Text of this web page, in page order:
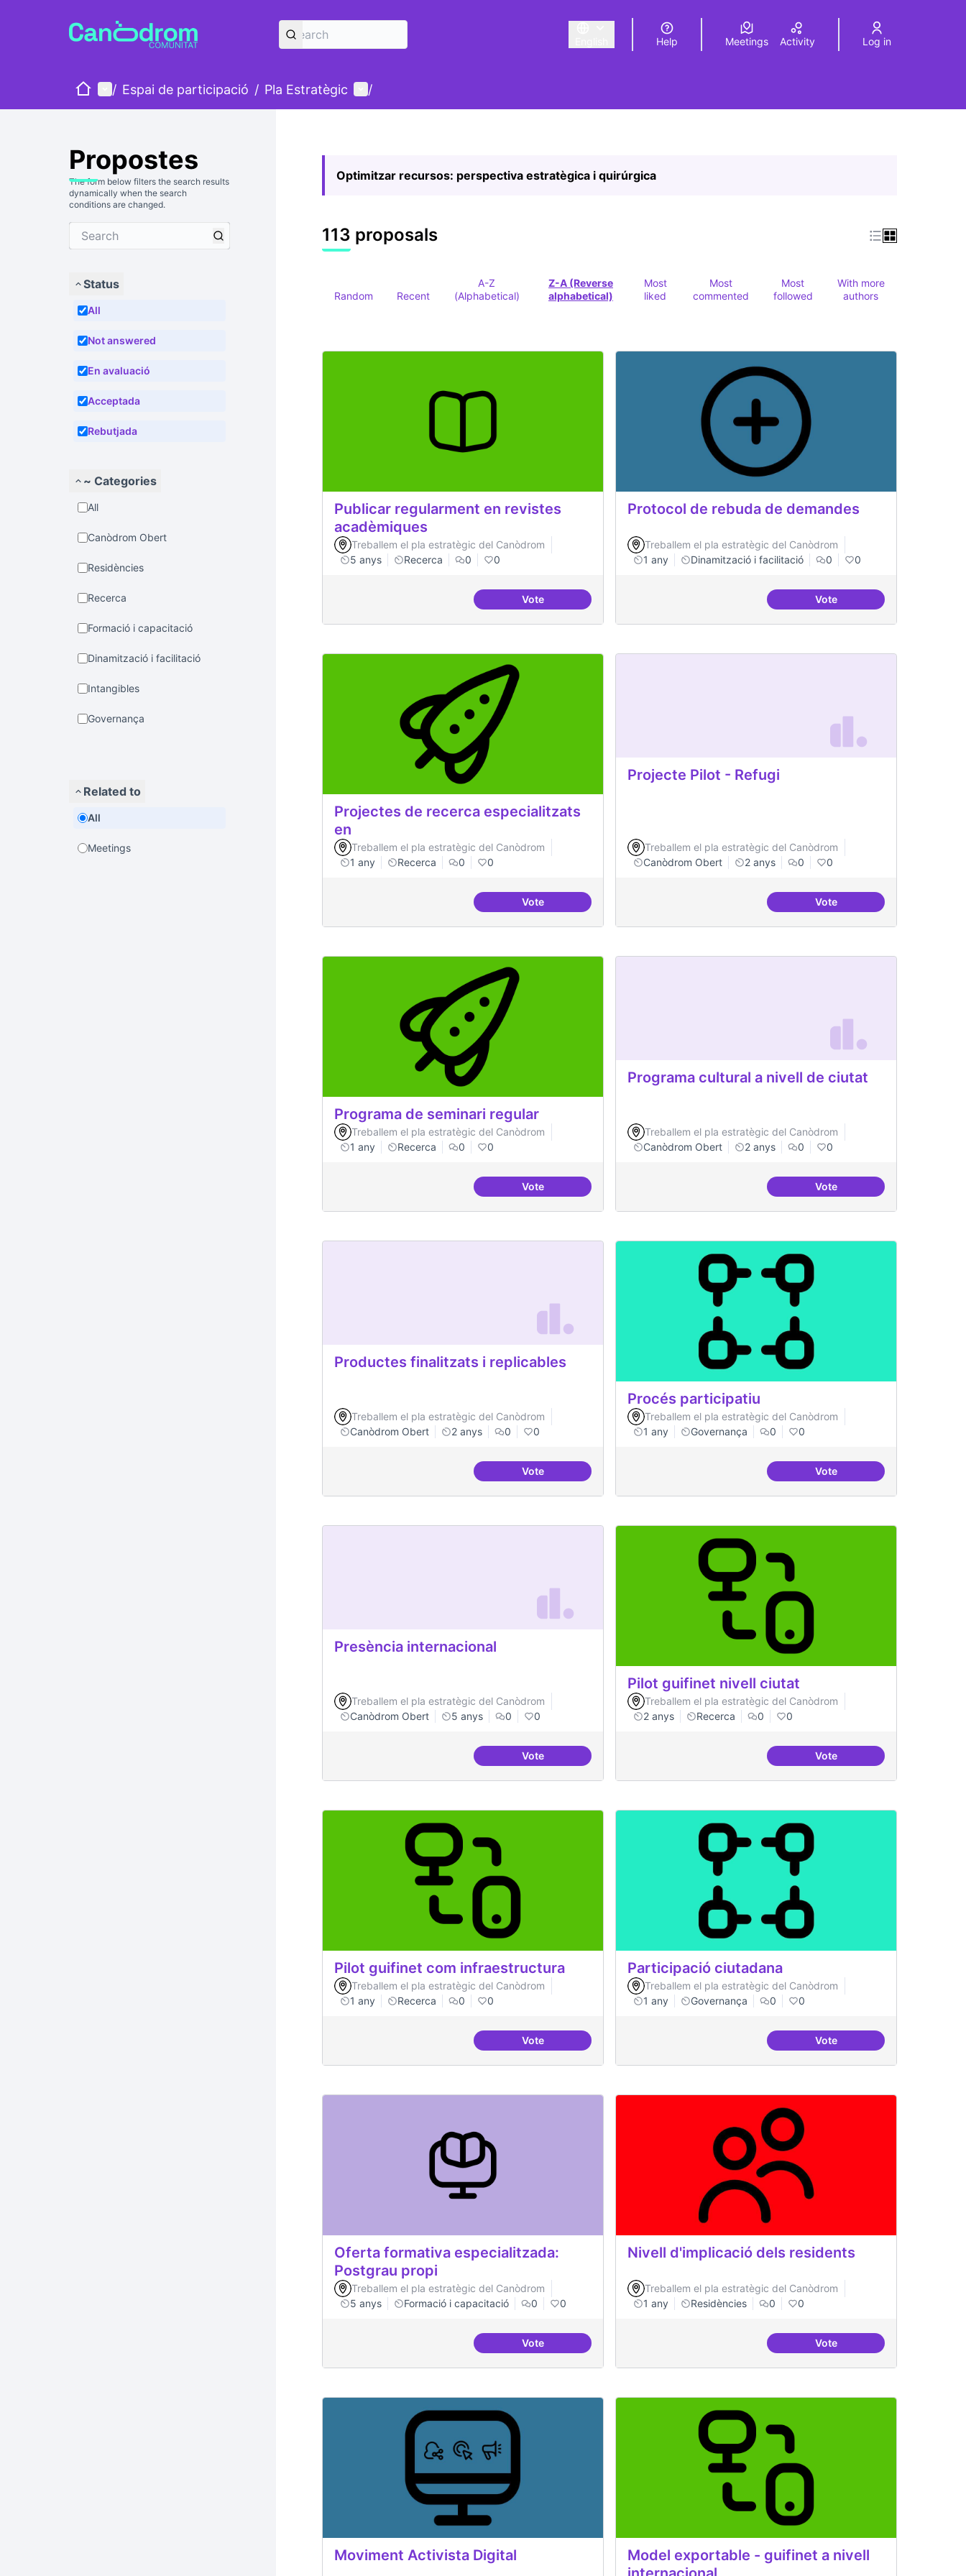
Triar la llengua Elegir el idiomaChoose language
Help Meetings Activity Log in
HomeMain menu
/ Espai de participació / Pla Estratègic User menu
/
Propostes
The form below filters the search results
dynamically when the search
conditions are changed.
Status
All
Not answered
En avaluació
Acceptada
Rebutjada
~ Categories
All
Canòdrom Obert
Residències
Recerca
Formació i capacitació
Dinamització i facilitació
Intangibles
Governança
Related to
All
Meetings
Optimitzar recursos: perspectiva estratègica i quirúrgica
113 proposals
Random Recent
A-Z
(Alphabetical)
Z-A (Reverse
alphabetical)
Most
liked
Most
commented
Most
followed
With more
authors
Publicar regularment en revistes
acadèmiques
Treballem el pla estratègic del Canòdrom
5 anys
Recerca 0 0
VotePublicar regularment en revistes acadèmiques
Protocol de rebuda de demandes
Treballem el pla estratègic del Canòdrom
1 any
Dinamització i facilitació 0 0
VoteProtocol de rebuda de
Projectes de recerca especialitzats
en
Treballem el pla estratègic del Canòdrom
1 any
Recerca 0 0
VoteProjectes de recerca especialitzats en
Projecte Pilot - Refugi
Treballem el pla estratègic del Canòdrom
Canòdrom Obert
2 anys 0 0
VoteProjecte Pilot - Refugi
Programa de seminari regular
Treballem el pla estratègic del Canòdrom
1 any
Recerca 0 0
VotePrograma de seminari regular
Programa cultural a nivell de ciutat
Treballem el pla estratègic del Canòdrom
Canòdrom Obert
2 anys 0 0
VotePrograma cultural a nivell
Productes finalitzats i replicables
Treballem el pla estratègic del Canòdrom
Canòdrom Obert
2 anys 0 0
VoteProductes finalitzats i replicables
Procés participatiu
Treballem el pla estratègic del Canòdrom
1 any
Governança 0 0
VoteProcés participatiu
Presència internacional
Treballem el pla estratègic del Canòdrom
Canòdrom Obert
5 anys 0 0
VotePresència internacional
Pilot guifinet nivell ciutat
Treballem el pla estratègic del Canòdrom
2 anys
Recerca 0 0
VotePilot guifinet nivell ciutat
Pilot guifinet com infraestructura
Treballem el pla estratègic del Canòdrom
1 any
Recerca 0 0
VotePilot guifinet com infraestructura
Participació ciutadana
Treballem el pla estratègic del Canòdrom
1 any
Governança 0 0
VoteParticipació ciutadana
Oferta formativa especialitzada:
Postgrau propi
Treballem el pla estratègic del Canòdrom
5 anys
Formació i capacitació 0 0
VoteOferta formativa especialitzada: Postgrau propi
Nivell d'implicació dels residents
Treballem el pla estratègic del Canòdrom
1 any
Residències 0 0
VoteNivell d'implicació dels
Moviment Activista Digital
Model exportable - guifinet a nivell